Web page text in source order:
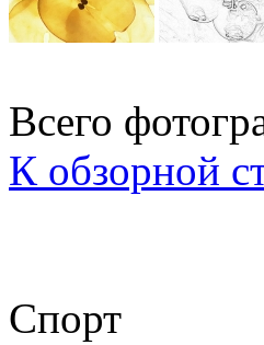
Всего
К обзорной
Спорт